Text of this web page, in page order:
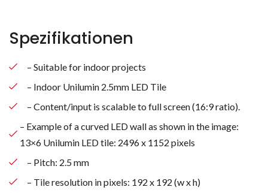
Spezifikationen
– Suitable for indoor projects
– Indoor Unilumin 2.5mm LED Tile
– Content/input is scalable to full screen (16:9 ratio).
– Example of a curved LED wall as shown in the image:
13×6 Unilumin LED tile: 2496 x 1152 pixels
– Pitch: 2.5 mm
– Tile resolution in pixels: 192 x 192 (w x h)